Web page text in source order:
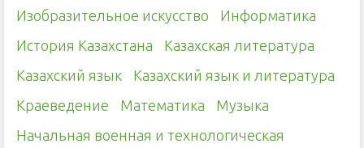
Изобразительное искусство
Информатика
История Казахстана
Казахская литература
Казахский язык
Казахский язык и литература
Краеведение
Математика
Музыка
Начальная военная и технологическая